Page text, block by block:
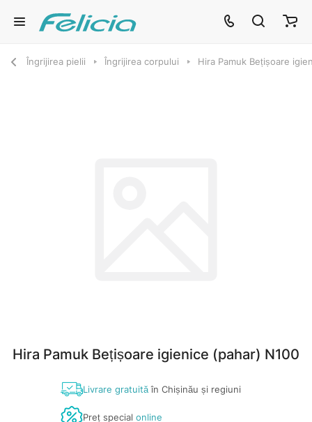
Îngrijirea pielii Îngrijirea corpului Hira Pamuk Bețișoare
Hira Pamuk Bețișoare igienice (pahar) N100
Livrare gratuităîn Chișinău și regiuni
Preț special online